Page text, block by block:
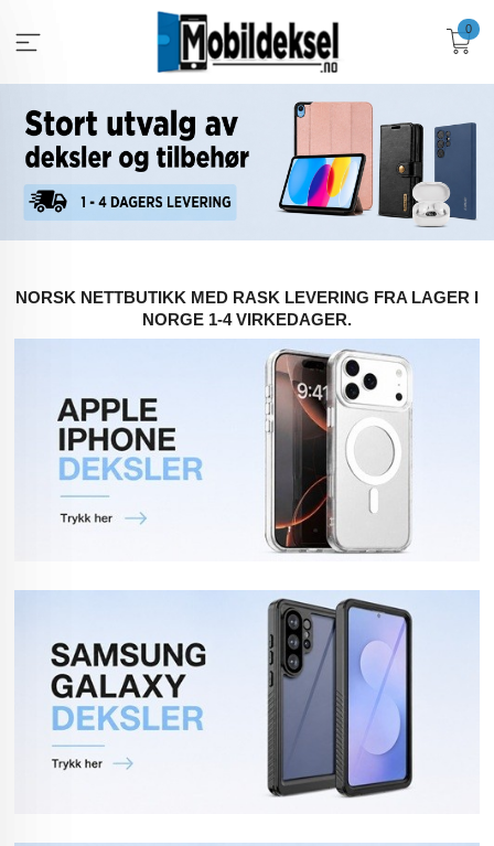
innholdet
0
NORSK NETTBUTIKK MED RASK LEVERING FRA LAGER I
NORGE 1-4 VIRKEDAGER.